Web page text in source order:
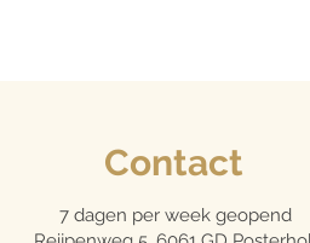
Contact
7 dagen per week geopend